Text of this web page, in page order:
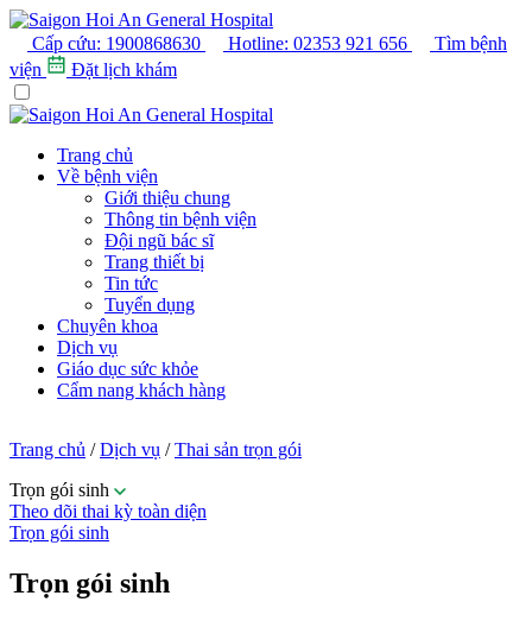
Cấp cứu: 1900868630 Hotline: 02353 921 656
Tìm bệnh
viện
Đặt lịch khám
Trang chủ
Về bệnh viện
Giới thiệu chung
Thông tin bệnh viện
Đội ngũ bác sĩ
Trang thiết bị
Tin tức
Tuyển dụng
Chuyên khoa
Dịch vụ
Giáo dục sức khỏe
Cẩm nang khách hàng
Trang chủ /Dịch vụ /Thai sản trọn gói
Trọn gói sinh
Theo dõi thai kỳ toàn diện
Trọn gói sinh
Trọn gói sinh